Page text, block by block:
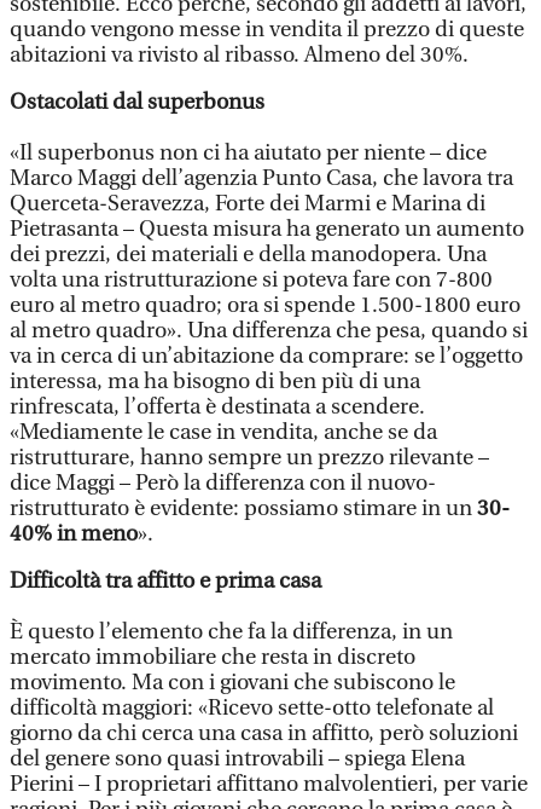
quando vengono messe in vendita il prezzo di queste
abitazioni va rivisto al ribasso. Almeno del 30%.
Ostacolati dal superbonus
«Il superbonus non ci ha aiutato per niente – dice
Marco Maggi dell’agenzia Punto Casa, che lavora tra
Querceta-Seravezza, Forte dei Marmi e Marina di
Pietrasanta – Questa misura ha generato un aumento
dei prezzi, dei materiali e della manodopera. Una
volta una ristrutturazione si poteva fare con 7-800
euro al metro quadro; ora si spende 1.500-1800 euro
al metro quadro». Una differenza che pesa, quando si
va in cerca di un’abitazione da comprare: se l’oggetto
interessa, ma ha bisogno di ben più di una
rinfrescata, l’offerta è destinata a scendere.
«Mediamente le case in vendita, anche se da
ristrutturare, hanno sempre un prezzo rilevante –
dice Maggi – Però la differenza con il nuovo-
ristrutturato è evidente: possiamo stimare in un30-
40% in meno».
Difficoltà tra affitto e prima casa
È questo l’elemento che fa la differenza, in un
mercato immobiliare che resta in discreto
movimento. Ma con i giovani che subiscono le
difficoltà maggiori: «Ricevo sette-otto telefonate al
giorno da chi cerca una casa in affitto, però soluzioni
del genere sono quasi introvabili – spiega Elena
Pierini – I proprietari affittano malvolentieri, per varie